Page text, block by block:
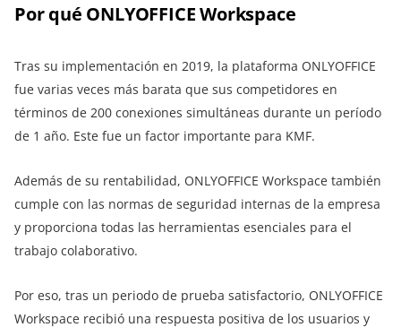
Por qué ONLYOFFICE Workspace
Tras su implementación en 2019, la plataforma ONLYOFFICE
fue varias veces más barata que sus competidores en
términos de 200 conexiones simultáneas durante un período
de 1 año. Este fue un factor importante para KMF.
Además de su rentabilidad, ONLYOFFICE Workspace también
cumple con las normas de seguridad internas de la empresa
y proporciona todas las herramientas esenciales para el
trabajo colaborativo.
Por eso, tras un periodo de prueba satisfactorio, ONLYOFFICE
Workspace recibió una respuesta positiva de los usuarios y